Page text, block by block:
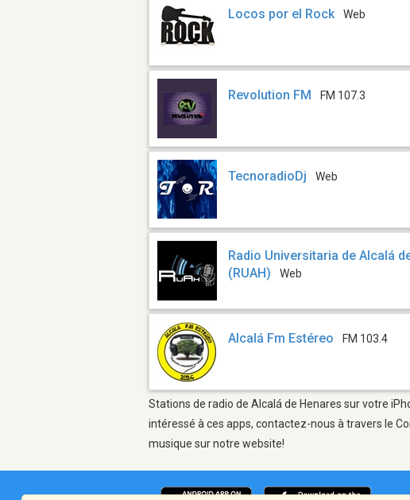
Locos por el Rock Web
Revolution FM FM 107.3
TecnoradioDj Web
Radio Universitaria de Alcalá
(RUAH)
Web
Alcalá Fm Estéreo FM 103.4
Stations de radio de Alcalá de Henares sur votre
intéressé à ces apps, contactez-nous à travers le
musique sur notre website!